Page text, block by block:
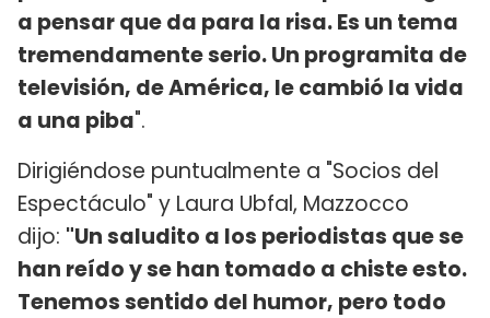
a pensar que da para la risa. Es un tema
tremendamente serio. Un programita de
televisión, de América, le cambió la vida
a una piba".
Dirigiéndose puntualmente a "Socios del
Espectáculo" y Laura Ubfal, Mazzocco
dijo: "Un saludito a los periodistas que se
han reído y se han tomado a chiste esto.
Tenemos sentido del humor, pero todo